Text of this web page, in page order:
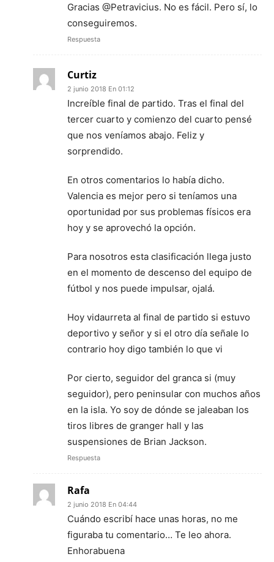
Gracias @Petravicius. No es fácil. Pero sí, lo
conseguiremos.
Respuesta
Curtiz
2 junio 2018 En 01:12
Increíble final de partido. Tras el final del
tercer cuarto y comienzo del cuarto pensé
que nos veníamos abajo. Feliz y
sorprendido.
En otros comentarios lo había dicho.
Valencia es mejor pero si teníamos una
oportunidad por sus problemas físicos era
hoy y se aprovechó la opción.
Para nosotros esta clasificación llega justo
en el momento de descenso del equipo de
fútbol y nos puede impulsar, ojalá.
Hoy vidaurreta al final de partido si estuvo
deportivo y señor y si el otro día señale lo
contrario hoy digo también lo que vi
Por cierto, seguidor del granca si (muy
seguidor), pero peninsular con muchos años
en la isla. Yo soy de dónde se jaleaban los
tiros libres de granger hall y las
suspensiones de Brian Jackson.
Respuesta
Rafa
2 junio 2018 En 04:44
Cuándo escribí hace unas horas, no me
figuraba tu comentario… Te leo ahora.
Enhorabuena